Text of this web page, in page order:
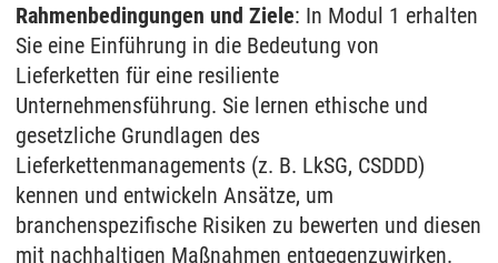
Rahmenbedingungen und Ziele: In Modul 1 erhalten
Sie eine Einführung in die Bedeutung von
Lieferketten für eine resiliente
Unternehmensführung. Sie lernen ethische und
gesetzliche Grundlagen des
Lieferkettenmanagements (z. B. LkSG, CSDDD)
kennen und entwickeln Ansätze, um
branchenspezifische Risiken zu bewerten und diesen
mit nachhaltigen Maßnahmen entgegenzuwirken.